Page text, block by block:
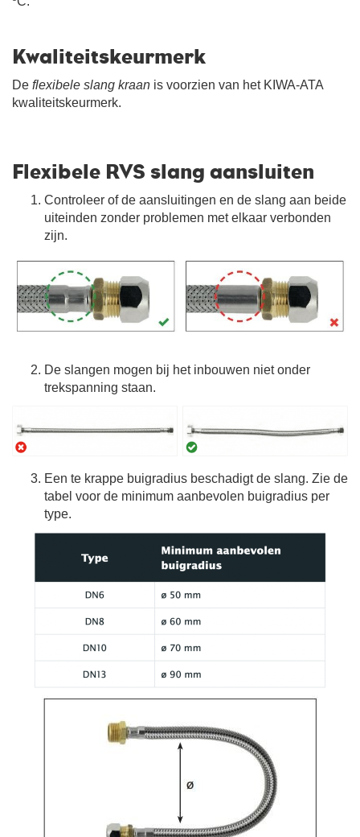
Kwaliteitskeurmerk
De flexibele slang kraan is voorzien van het KIWA-ATA
kwaliteitskeurmerk.
Flexibele RVS slang aansluiten
Controleer of de aansluitingen en de slang aan beide
uiteinden zonder problemen met elkaar verbonden
zijn.
De slangen mogen bij het inbouwen niet onder
trekspanning staan.
Een te krappe buigradius beschadigt de slang. Zie de
tabel voor de minimum aanbevolen buigradius per
type.